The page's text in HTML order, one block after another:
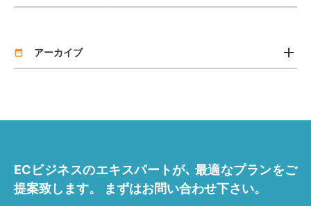
リリース
date_range アーカイブ add
2025年7月 [1]
ECビジネスのエキスパートが､ 最適なプランをご
提案致します。
まずはお問い合わせ下さい。